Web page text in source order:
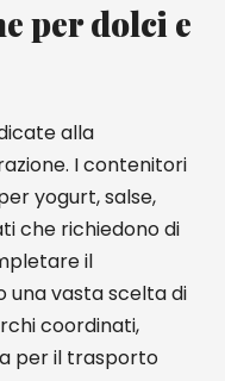
per dolci e
alla
I contenitori
yogurt, salse,
che richiedono di
il
una vasta scelta di
coordinati,
per il trasporto